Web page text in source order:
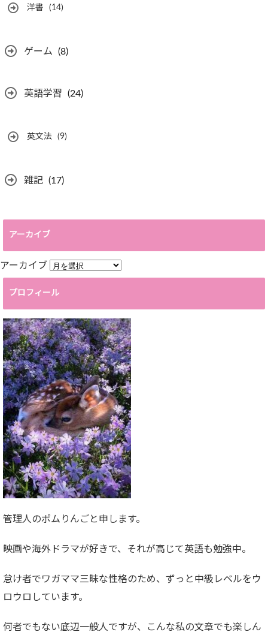
洋書 (14)
ゲーム (8)
英語学習 (24)
英文法 (9)
雑記 (17)
アーカイブ
アーカイブ
プロフィール
管理人のポムりんごと申します。
映画や海外ドラマが好きで、それが高じて英語も勉強中。
怠け者でワガママ三昧な性格のため、ずっと中級レベルをウ
ロウロしています。
何者でもない底辺一般人ですが、こんな私の文章でも楽しん